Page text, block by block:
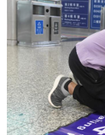
科技
文化
访谈
法律